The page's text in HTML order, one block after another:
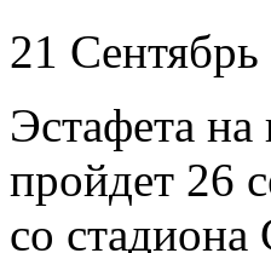
21 Сентябрь
Эстафета на
пройдет 26
со